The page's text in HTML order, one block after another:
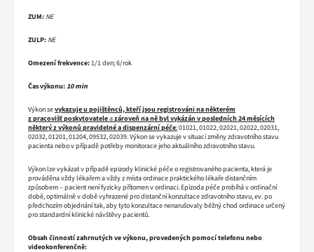
ZUM: NE
ZULP: NE
Omezení frekvence:1/1 den; 6/rok
Čas výkonu:10 min
Výkon sevykazuje u pojištěnců, kteří jsou registrováni na některém
z pracovišť poskytovateleazároveň na ně byl vykázán v posledních 24 měsících
některý z výkonů pravidelné a dispenzární péče:01021, 01022, 02021, 02022, 02031,
02032, 01201, 01204, 09532, 02039. Výkon se vykazuje v situaci změny zdravotního stavu
pacienta nebo v případě potřeby monitorace jeho aktuálního zdravotního stavu.
Výkon lze vykázat v případě epizody klinické péče o registrovaného pacienta, která je
prováděna vždy lékařem a vždy z místa ordinace praktického lékaře distančním
způsobem – pacient není fyzicky přítomen v ordinaci. Epizoda péče probíhá v ordinační
době, optimálně v době vyhrazené pro distanční konzultace zdravotního stavu, ev. po
předchozím objednání tak, aby tyto konzultace nenarušovaly běžný chod ordinace určený
pro standardní klinické návštěvy pacientů.
Obsah činností zahrnutých ve výkonu, provedených pomocí telefonu nebo
videokonferenčně: